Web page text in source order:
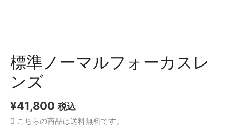
標準ノーマルフォーカスレ
ンズ
¥41,800 税込
こちらの商品は送料無料です。
ノ
ー
マ
フ
ォ